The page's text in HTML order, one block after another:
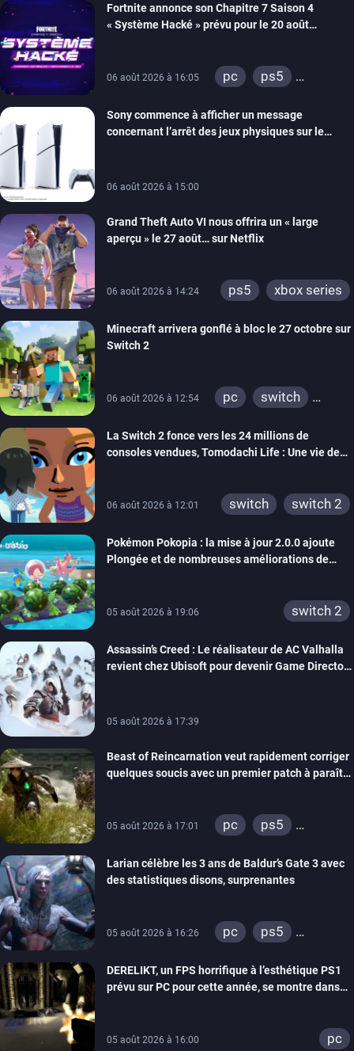
switch 2
Fortnite annonce son Chapitre 7 Saison 4
« Système Hacké » prévu pour le 20 août
06 août 2026 à 16:05 pc
ps5
switch
ios
android
ps4
Sony commence à afficher un message
concernant l’arrêt des jeux physiques sur le
06 août 2026 à 15:00
Grand Theft Auto VI nous offrira un « large
aperçu » le 27 août… sur Netflix
06 août 2026 à 14:24 ps5 xbox series
Minecraft arrivera gonflé à bloc le 27 octobre sur
Switch 2
06 août 2026 à 12:54 pc
switch
xbox one
wiiu
3ds
ps3
switch 2
La Switch 2 fonce vers les 24 millions de
consoles vendues, Tomodachi Life : Une vie de
06 août 2026 à 12:01 switch switch 2
Pokémon Pokopia : la mise à jour 2.0.0 ajoute
Plongée et de nombreuses améliorations de
05 août 2026 à 19:06 switch 2
Assassin’s Creed : Le réalisateur de AC Valhalla
revient chez Ubisoft pour devenir Game Director
05 août 2026 à 17:39
Beast of Reincarnation veut rapidement corriger
quelques soucis avec un premier patch à paraître
05 août 2026 à 17:01 pc
ps5
Larian célèbre les 3 ans de Baldur’s Gate 3 avec
des statistiques disons, surprenantes
05 août 2026 à 16:26 pc
ps5
DERELIKT, un FPS horrifique à l’esthétique PS1
prévu sur PC pour cette année, se montre dans
05 août 2026 à 16:00 pc